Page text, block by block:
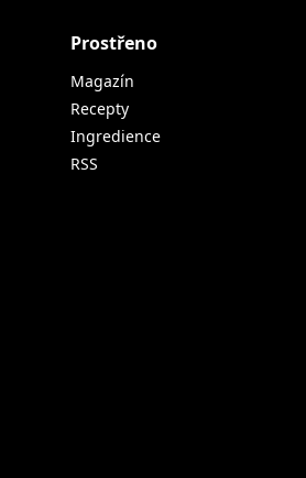
Prostřeno
Magazín
Recepty
Ingredience
RSS